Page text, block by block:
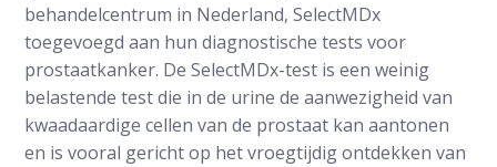
behandelcentrum in Nederland, SelectMDx
toegevoegd aan hun diagnostische tests voor
prostaatkanker. De SelectMDx-test is een weinig
belastende test die in de urine de aanwezigheid van
kwaadaardige cellen van de prostaat kan aantonen
en is vooral gericht op het vroegtijdig ontdekken van